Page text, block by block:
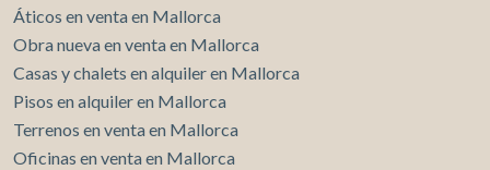
Áticos en venta en Mallorca
Obra nueva en venta en Mallorca
Casas y chalets en alquiler en Mallorca
Pisos en alquiler en Mallorca
Terrenos en venta en Mallorca
Oficinas en venta en Mallorca